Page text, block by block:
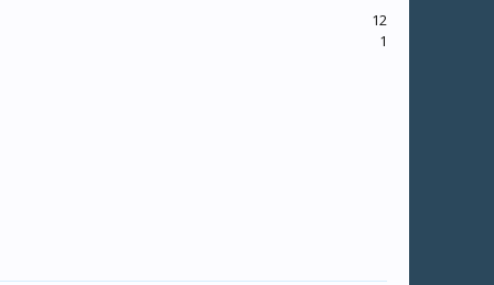
12
1